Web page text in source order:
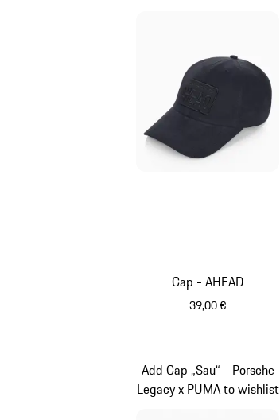
Cap - AHEAD
39,00 €
Add Cap „Sau“ - Porsche
Legacy x PUMA to wishlist